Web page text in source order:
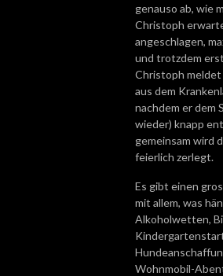
genauso ab, wie
Christoph
angeschlagen,
und trotzdem
Christoph meldet
aus dem
nachdem er dem
wieder) knapp
gemeinsam wird
feierlich zerlegt.
Es gibt einen
mit allem, was
Alkoholwetten,
Wohnmobil-